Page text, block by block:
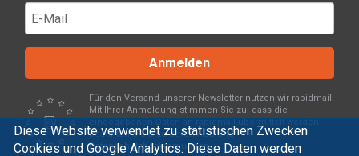
Diese Website verwendet zu statistischen Zwecken
Cookies und Google Analytics. Diese Daten werden
Anmelden
Für den Versand unserer Newsletter nutzen wir rapidmail.
Mit Ihrer Anmeldung stimmen Sie zu, dass die
eingegebenen Daten an rapidmail übermittelt werden.
Beachten Sie bitte derenAGBund
Datenschutzbestimmungen.